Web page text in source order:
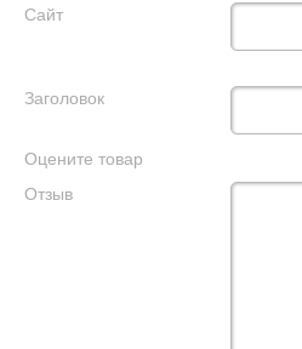
Сайт
Заголовок
Оцените товар
Отзыв